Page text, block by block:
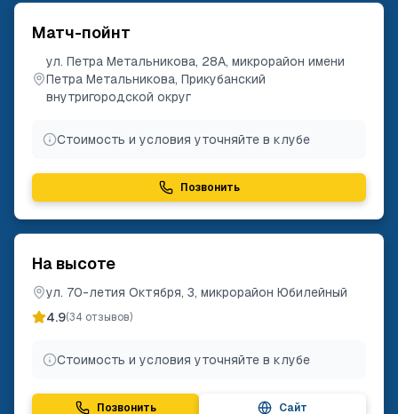
Матч-пойнт
ул. Петра Метальникова, 28А, микрорайон имени
Петра Метальникова, Прикубанский
внутригородской округ
Стоимость и условия уточняйте в клубе
Позвонить
На высоте
ул. 70-летия Октября, 3, микрорайон Юбилейный
4.9(34 отзывов)
Стоимость и условия уточняйте в клубе
Позвонить Сайт